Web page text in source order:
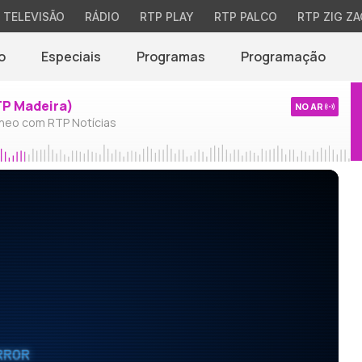
TELEVISÃO RÁDIO RTP PLAY RTP PALCO RTP ZIG
Especiais Programas Programação
Madeira)
com RTP Notícias
NO AR